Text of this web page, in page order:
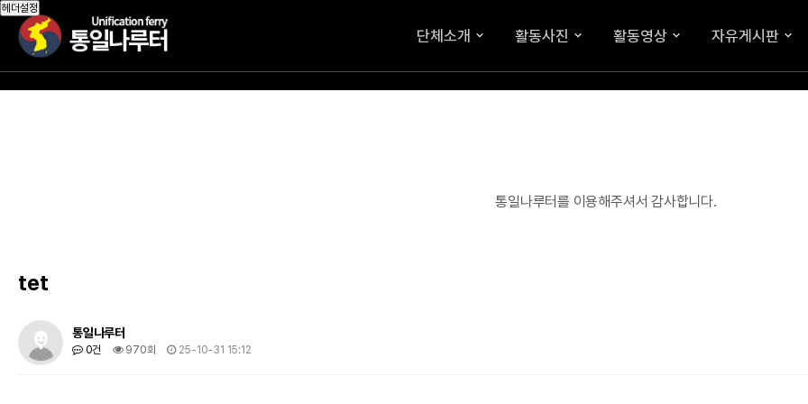
단체소개 활동사진 활동영상 자유게시판
헤더설정
통일나루터를 이용해주셔서 감사합니다.
tet
통일나루터
0건 970회 25-10-31 15:12